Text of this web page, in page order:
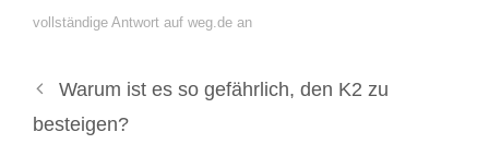
vollständige Antwort auf weg.de an
Warum ist es so gefährlich, den K2 zu
besteigen?